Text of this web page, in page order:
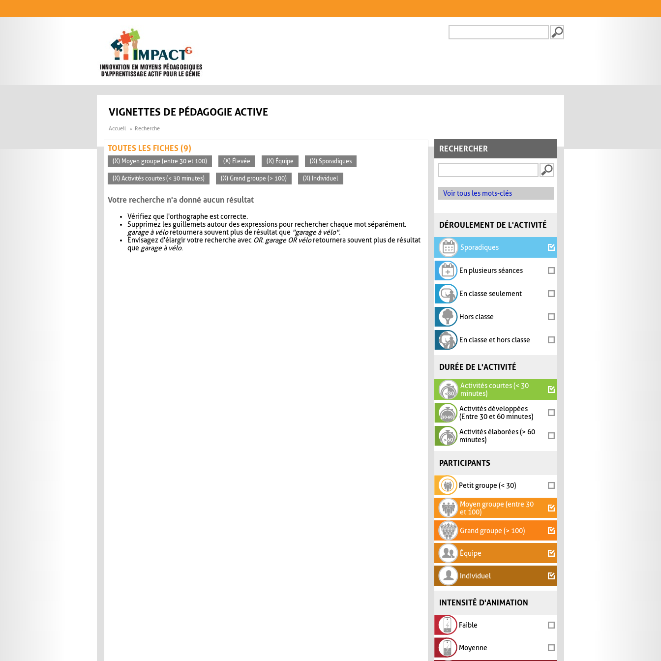
FORMULAIRE DE
VIGNETTES DE PÉDAGOGIE ACTIVE
Accueil Recherche
RECHERCHER
Voir tous les mots-clés
DÉROULEMENT DE L'ACTIVITÉ
Sporadiques
En plusieurs séances
En classe seulement
Hors classe
En classe et hors classe
DURÉE DE L'ACTIVITÉ
Activités courtes (< 30
minutes)
Activités développées
(Entre 30 et 60 minutes)
Activités élaborées (> 60
minutes)
PARTICIPANTS
Petit groupe (< 30)
Moyen groupe (entre 30
et 100)
Grand groupe (> 100)
Équipe
Individuel
INTENSITÉ D'ANIMATION
Faible
Moyenne
TOUTES LES FICHES (9)
(X) Moyen groupe (entre 30 et 100) (X) Élevée (X) Équipe (X) Sporadiques
(X) Activités courtes (< 30 minutes) (X) Grand groupe (> 100) (X) Individuel
Votre recherche n'a donné aucun résultat
Vérifiez que l'orthographe est correcte.
Supprimez les guillemets autour des expressions pour rechercher chaque mot séparément.
garage à véloretournera souvent plus de résultat que "garage à vélo".
Envisagez d'élargir votre recherche avec OR. garage OR véloretournera souvent plus de résultat
que garage à vélo.